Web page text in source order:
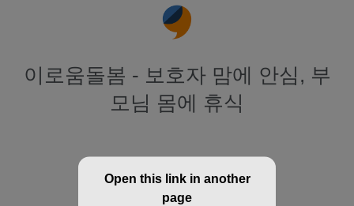
이로움돌봄 - 보호자 맘에 안심, 부
모님 몸에 휴식